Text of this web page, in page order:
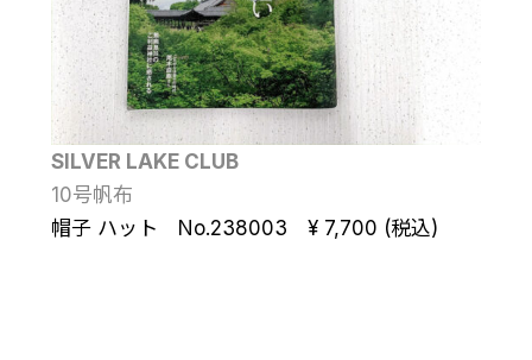
SILVER LAKE CLUB
10号帆布
帽子 ハット No.238003 ¥ 7,700 (税込)